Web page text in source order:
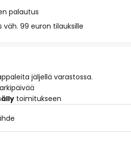
palautus
99 euron tilauksille
jäljellä varastossa.
toimitukseen